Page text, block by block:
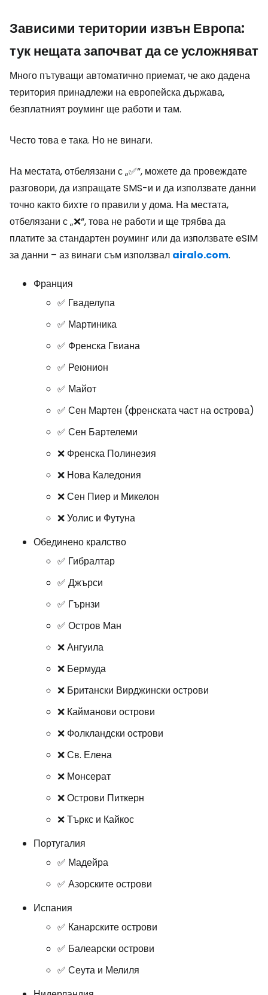
Зависими територии извън Европа:
тук нещата започват да се усложняват
Много пътуващи автоматично приемат, че ако дадена
територия принадлежи на европейска държава,
безплатният роуминг ще работи и там.
Често това е така. Но не винаги.
На местата, отбелязани с „✅“, можете да провеждате
разговори, да изпращате SMS-и и да използвате данни
точно както бихте го правили у дома. На местата,
отбелязани с „❌“, това не работи и ще трябва да
платите за стандартен роуминг или да използвате eSIM
за данни – аз винаги съм използвал airalo.com.
Франция
✅ Гваделупа
✅ Мартиника
✅ Френска Гвиана
✅ Реюнион
✅ Майот
✅ Сен Мартен (френската част на острова)
✅ Сен Бартелеми
❌ Френска Полинезия
❌ Нова Каледония
❌ Сен Пиер и Микелон
❌ Уолис и Футуна
Обединено кралство
✅ Гибралтар
✅ Джърси
✅ Гърнзи
✅ Остров Ман
❌ Ангуила
❌ Бермуда
❌ Британски Вирджински острови
❌ Кайманови острови
❌ Фолкландски острови
❌ Св. Елена
❌ Монсерат
❌ Острови Питкерн
❌ Търкс и Кайкос
Португалия
✅ Мадейра
✅ Азорските острови
Испания
✅ Канарските острови
✅ Балеарски острови
✅ Сеута и Мелиля